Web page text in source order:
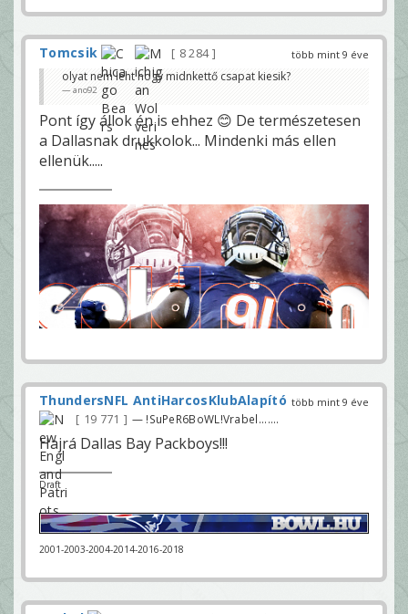
több mint 9 éve
Tomcsik
8 284
olyat nem leht hogy midnkettő csapat kiesik?
ano92
Pont így állok én is ehhez 😊 De természetesen
a Dallasnak drukkolok... Mindenki más ellen
ellenük.....
több mint 9 éve
ThundersNFL AntiHarcosKlubAlapító
19 771 — !SuPeR6BoWL!Vrabel.......
Hajrá Dallas Bay Packboys!!!
Draft
2001-2003-2004-2014-2016-2018